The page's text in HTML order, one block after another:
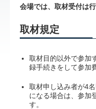
会場では、取材受付は行
取材規定
取材目的以外で参加
録手続きをして参加
取材申し込み者が4
になる場合は、参加
す。